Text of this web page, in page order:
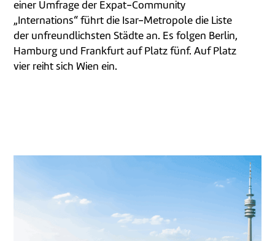
einer Umfrage der Expat-Community
„Internations“ führt die Isar-Metropole die Liste
der unfreundlichsten Städte an. Es folgen Berlin,
Hamburg und Frankfurt auf Platz fünf. Auf Platz
vier reiht sich Wien ein.